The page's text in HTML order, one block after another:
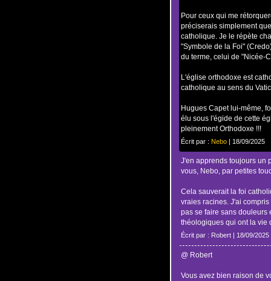
Pour ceux qui me
préciserais simplement
catholique. Je le répète
"Symbole de la Foi"
du terme, celui de "Nicée-
L'église orthodoxe est
catholique au sens du
Hugues Capet lui-même,
élu sous l'égide de cette
pleinement Orthodoxe !!!
Écrit par : Nebo| 18/09/2025
J'en apprends toujours un
vous, Nebo, par petites
Cela sauverait la foi
vraies racines. J'ai
pas se faire sans douleurs
théologiques qui ont la vie
Écrit par : Robert | 18/09/2025
@ Robert
Vous avez bien raison de